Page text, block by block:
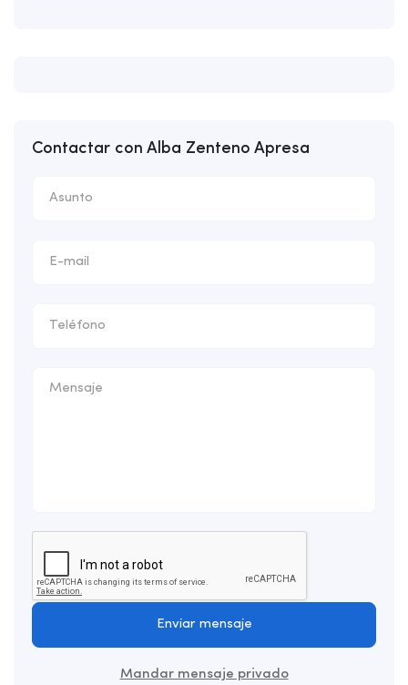
Contactar con Alba Zenteno Apresa
Enviar mensaje
Mandar mensaje privado